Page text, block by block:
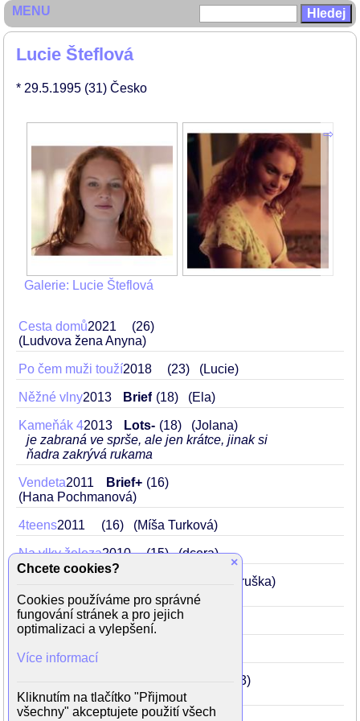
Lucie Šteflová
* 29.5.1995 (31) Česko
Galerie: Lucie Šteflová
Cesta domů2021
26
(Ludvova žena Anyna)
Po čem muži touží2018 23 (Lucie)
Něžné vlny2013 Brief 18 (Ela)
Kameňák 42013 Lots- 18
(Jolana)
je zabraná ve sprše, ale jen krátce, jinak si
ňadra zakrývá rukama
Vendeta2011 Brief+
16
(Hana Pochmanová)
4teens2011 16 (Míša Turková)
Na vlky železa2010 15 (dcera)
(Baruška)
Divnovlásky 2009 14 (Kristýna)
Vyprávěj2009
13
(Veronika Myšáková)
MENU
×
Chcete cookies?
Cookies používáme pro správné
fungování stránek a pro jejich
optimalizaci a vylepšení.
Více informací
Kliknutím na tlačítko "Přijmout
všechny" akceptujete použití všech